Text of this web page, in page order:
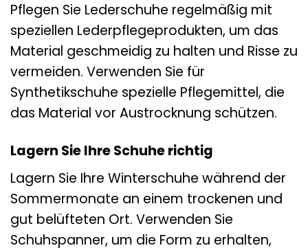
Pflegen Sie Lederschuhe regelmäßig mit
speziellen Lederpflegeprodukten, um das
Material geschmeidig zu halten und Risse zu
vermeiden. Verwenden Sie für
Synthetikschuhe spezielle Pflegemittel, die
das Material vor Austrocknung schützen.
Lagern Sie Ihre Schuhe richtig
Lagern Sie Ihre Winterschuhe während der
Sommermonate an einem trockenen und
gut belüfteten Ort. Verwenden Sie
Schuhspanner, um die Form zu erhalten,